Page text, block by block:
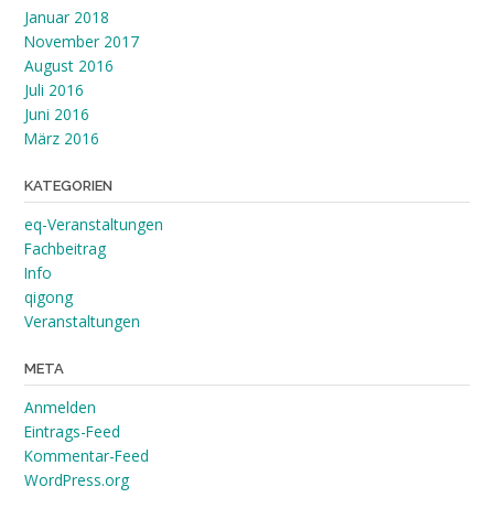
Januar 2018
November 2017
August 2016
Juli 2016
Juni 2016
März 2016
KATEGORIEN
eq-Veranstaltungen
Fachbeitrag
Info
qigong
Veranstaltungen
META
Anmelden
Eintrags-Feed
Kommentar-Feed
WordPress.org